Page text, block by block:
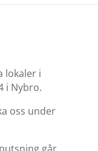
lokaler i
i Nybro.
oss under